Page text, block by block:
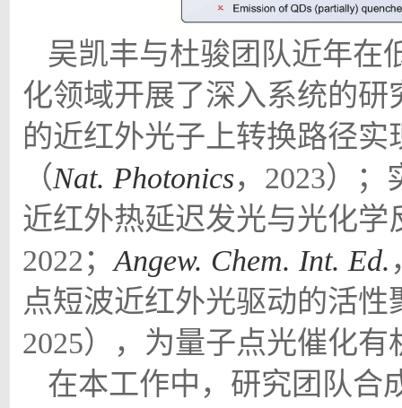
吴凯丰与杜骏团队近年在
化领域开展了深入系统的
的近红外光子上转换路径
（Nat. Photonics， 2023）；
近红外热延迟发光与光化学
2022 ；Angew. Chem. Int. Ed.
点短波近红外光驱动的活性
2025），为量子点光催化
在本工作中，研究团队合